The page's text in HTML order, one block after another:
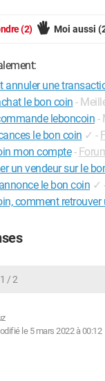
(2) Moi aussi
annuler une
le bon coin -
leboncoin -
le bon coin ✓ -
mon compte -
un vendeur sur le
le bon coin ✓
comment
/ 2
le 5 mars 2022 à 00:12